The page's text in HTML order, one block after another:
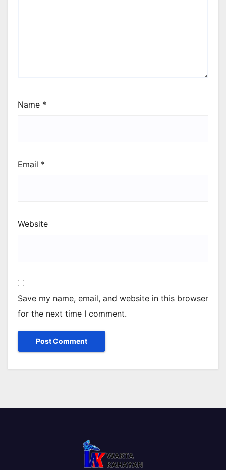
Name *
Email *
Website
Save my name, email, and website in this browser
for the next time I comment.